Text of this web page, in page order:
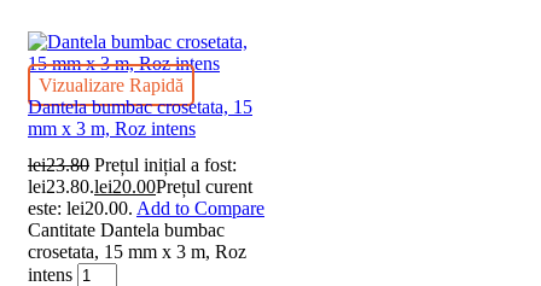
Vizualizare Rapidă
Dantela bumbac crosetata, 15
mm x 3 m, Roz intens
lei23.80 Prețul inițial a fost:
lei23.80.lei20.00Prețul curent
este: lei20.00. Add to Compare
Cantitate Dantela bumbac
crosetata, 15 mm x 3 m, Roz
intens